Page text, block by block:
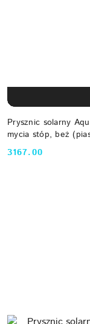
Prysznic solarny
mycia stóp, beż
Cena:
3167.00